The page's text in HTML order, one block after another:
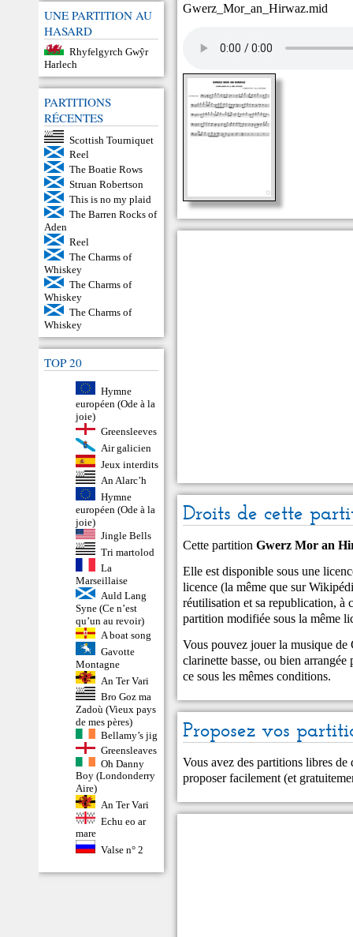
UNE PARTITION AU
HASARD
Rhyfelgyrch Gwŷr
Harlech
PARTITIONS
RÉCENTES
Scottish Tourniquet
Reel
The Boatie Rows
Struan Robertson
This is no my plaid
The Barren Rocks of
Aden
Reel
The Charms of
Whiskey
The Charms of
Whiskey
The Charms of
Whiskey
TOP 20
Hymne
européen (Ode à la
joie)
Greensleeves
Air galicien
Jeux interdits
An Alarc’h
Hymne
européen (Ode à la
joie)
Jingle Bells
Tri martolod
La
Marseillaise
Auld Lang
Syne (Ce n’est
qu’un au revoir)
A boat song
Gavotte
Montagne
An Ter Vari
Bro Goz ma
Zadoù (Vieux pays
de mes pères)
Bellamy’s jig
Greensleaves
Oh Danny
Boy (Londonderry
Aire)
An Ter Vari
Echu eo ar
mare
Valse n° 2
Gwerz_Mor_an_Hirwaz.mid
Droits de cette
Cette partitionGwerz Mor an
Elle est disponible sous une
licence (la même que sur
réutilisation et sa republication, à
partition modifiée sous la même
Vous pouvez jouer la musique
clarinette basse, ou bien
ce sous les mêmes conditions.
Proposez vos
Vous avez des partitions libres
proposer facilement (et